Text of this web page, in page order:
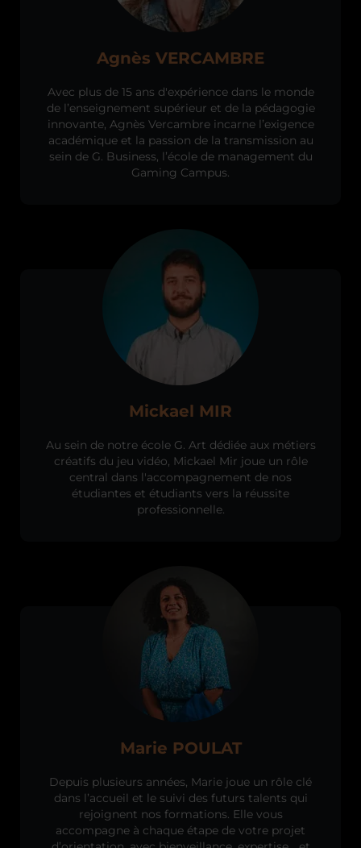
Agnès VERCAMBRE
Avec plus de 15 ans d'expérience dans le monde
de l’enseignement supérieur et de la pédagogie
innovante, Agnès Vercambre incarne l’exigence
académique et la passion de la transmission au
sein de G. Business, l’école de management du
Gaming Campus.
Mickael MIR
Au sein de notre école G. Art dédiée aux métiers
créatifs du jeu vidéo, Mickael Mir joue un rôle
central dans l'accompagnement de nos
étudiantes et étudiants vers la réussite
professionnelle.
Marie POULAT
Depuis plusieurs années, Marie joue un rôle clé
dans l’accueil et le suivi des futurs talents qui
rejoignent nos formations. Elle vous
accompagne à chaque étape de votre projet